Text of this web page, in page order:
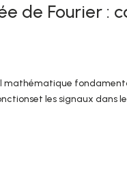
de Fourier :
mathématique
les signaux